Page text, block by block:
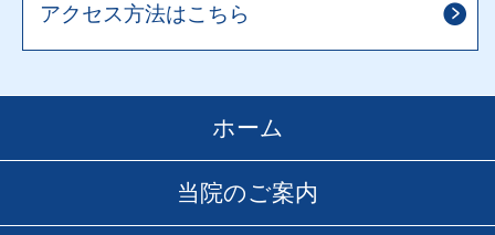
アクセス方法はこちら
ホーム
当院のご案内